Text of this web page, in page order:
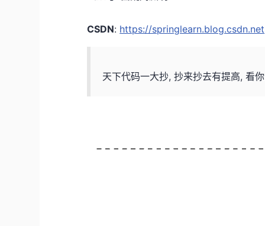
CSDN: https://springlearn.blog.csdn.net
天下代码一大抄, 抄来抄去有提高, 看你